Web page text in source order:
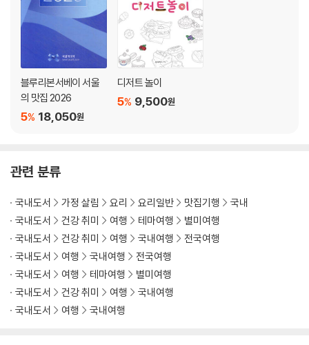
블루리본서베이 서울
의 맛집 2026
18,050원
5%
디저트 놀이
9,500원
5%
관련 분류
국내도서 가정 살림 요리 요리일반 맛집기행
국내
국내도서
건강 취미 여행 테마여행
별미여행
국내도서
건강 취미 여행 국내여행
전국여행
국내도서
여행 국내여행
전국여행
국내도서
여행 테마여행
별미여행
국내도서
건강 취미 여행
국내여행
국내도서
여행 국내여행